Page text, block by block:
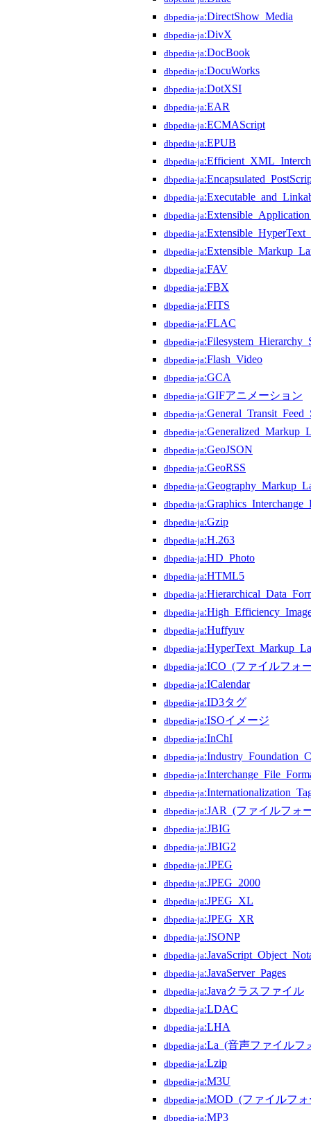
dbpedia-ja:DirectShow_Media
dbpedia-ja:DivX
dbpedia-ja:DocBook
dbpedia-ja:DocuWorks
dbpedia-ja:DotXSI
dbpedia-ja:EAR
dbpedia-ja:ECMAScript
dbpedia-ja:EPUB
dbpedia-ja
dbpedia-ja
dbpedia-ja
dbpedia-ja
dbpedia-ja
dbpedia-ja
dbpedia-ja:FAV
dbpedia-ja:FBX
dbpedia-ja:FITS
dbpedia-ja:FLAC
dbpedia-ja
dbpedia-ja:Flash_Video
dbpedia-ja:GCA
dbpedia-ja:GIFアニメーション
dbpedia-ja
dbpedia-ja
dbpedia-ja:GeoJSON
dbpedia-ja:GeoRSS
dbpedia-ja
dbpedia-ja
dbpedia-ja:Gzip
dbpedia-ja:H.263
dbpedia-ja:HD_Photo
dbpedia-ja:HTML5
dbpedia-ja
dbpedia-ja
dbpedia-ja:Huffyuv
dbpedia-ja
dbpedia-ja:ICO_(ファイルフォ
dbpedia-ja:ICalendar
dbpedia-ja:ID3タグ
dbpedia-ja:ISOイメージ
dbpedia-ja:InChI
dbpedia-ja
dbpedia-ja
dbpedia-ja
dbpedia-ja:JAR_(ファイルフォ
dbpedia-ja:JBIG
dbpedia-ja:JBIG2
dbpedia-ja:JPEG
dbpedia-ja:JPEG_2000
dbpedia-ja:JPEG_XL
dbpedia-ja:JPEG_XR
dbpedia-ja:JSONP
dbpedia-ja
dbpedia-ja:JavaServer_Pages
dbpedia-ja:Javaクラスファイル
dbpedia-ja:LDAC
dbpedia-ja:LHA
dbpedia-ja:La_(音声ファイルフ
dbpedia-ja:Lzip
dbpedia-ja:M3U
dbpedia-ja:MOD_(ファイルフ
dbpedia-ja:MP3